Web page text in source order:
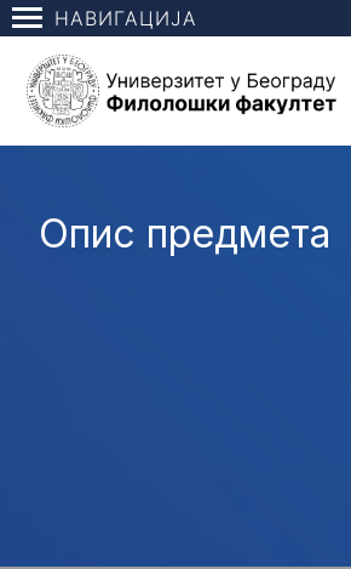
НАВИГАЦИЈА
Опис предмета